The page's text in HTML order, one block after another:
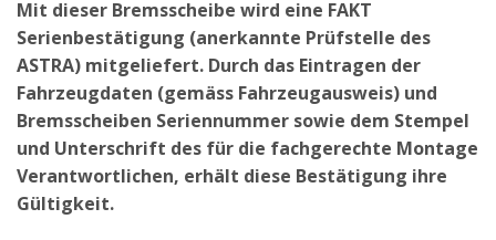
Mit dieser Bremsscheibe wird eine FAKT
Serienbestätigung (anerkannte Prüfstelle des
ASTRA) mitgeliefert. Durch das Eintragen der
Fahrzeugdaten (gemäss Fahrzeugausweis) und
Bremsscheiben Seriennummer sowie dem Stempel
und Unterschrift des für die fachgerechte Montage
Verantwortlichen, erhält diese Bestätigung ihre
Gültigkeit.